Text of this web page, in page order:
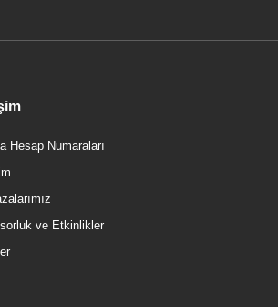
Hesap Numaraları
ve Etkinlikler